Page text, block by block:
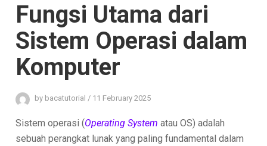
Fungsi Utama dari
Sistem Operasi dalam
Komputer
by bacatutorial / 11 February 2025
Sistem operasi (Operating System atau OS) adalah
sebuah perangkat lunak yang paling fundamental dalam